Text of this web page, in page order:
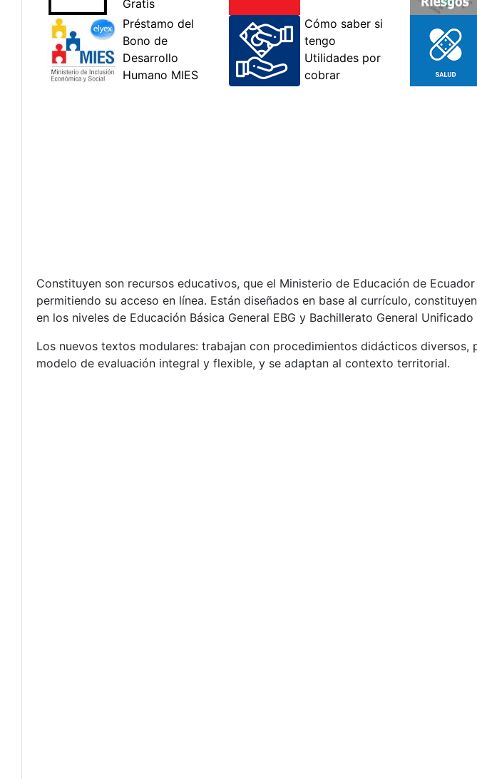
Constituyen son recursos educativos, que el Ministerio de Educación de
permitiendo su acceso en línea. Están diseñados en base al currículo,
en los niveles de Educación Básica General EBG y Bachillerato General Unificado
Los nuevos textos modulares: trabajan con procedimientos didácticos
modelo de evaluación integral y flexible, y se adaptan al contexto territorial.